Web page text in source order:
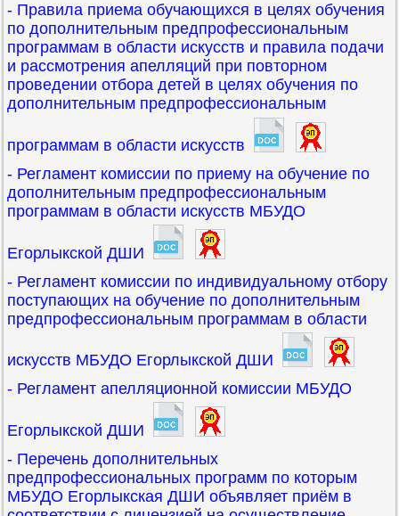
- Правила приема обучающихся в целях обучения
по дополнительным предпрофессиональным
программам в области искусств и правила подачи
и рассмотрения апелляций при повторном
проведении отбора детей в целях обучения по
дополнительным предпрофессиональным
программам в области искусств
- Регламент комиссии по приему на обучение по
дополнительным предпрофессиональным
программам в области искусств МБУДО
Егорлыкской ДШИ
- Регламент комиссии по индивидуальному отбору
поступающих на обучение по дополнительным
предпрофессиональным программам в области
искусств МБУДО Егорлыкской ДШИ
- Регламент апелляционной комиссии МБУДО
Егорлыкской ДШИ
- Перечень дополнительных
предпрофессиональных программ по которым
МБУДО Егорлыкская ДШИ объявляет приём в